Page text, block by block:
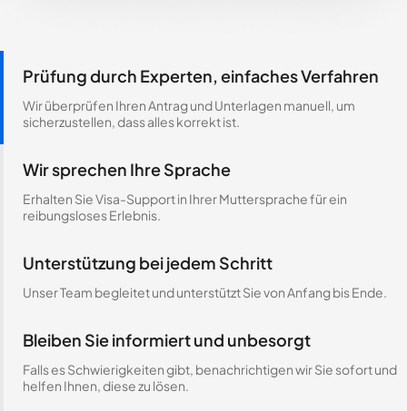
Prüfung durch Experten, einfaches Verfahren
Wir überprüfen Ihren Antrag und Unterlagen manuell, um
sicherzustellen, dass alles korrekt ist.
Wir sprechen Ihre Sprache
Erhalten Sie Visa-Support in Ihrer Muttersprache für ein
reibungsloses Erlebnis.
Unterstützung bei jedem Schritt
Unser Team begleitet und unterstützt Sie von Anfang bis Ende.
Bleiben Sie informiert und unbesorgt
Falls es Schwierigkeiten gibt, benachrichtigen wir Sie sofort und
helfen Ihnen, diese zu lösen.